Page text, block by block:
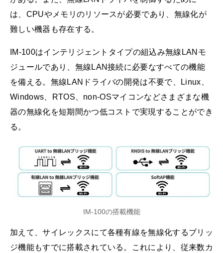
は、CPUやメモリのリソースが必要であり、無線化が
難しい機器も存在する。
IM-100はインテリジェントタイプの組込み無線LANモ
ジュールであり、無線LAN接続に必要なすべての機能
を備える。無線LANドライバの開発は不要で、Linux、
Windows、RTOS、non-OSマイコンなどさまざまな機
器の無線化を短期間かつ低コストで実現することができ
る。
IM-100の搭載機能
加えて、サイレックスにて各種有線を無線化するブリッ
ジ機能もすでに搭載されている。これにより、従来数カ